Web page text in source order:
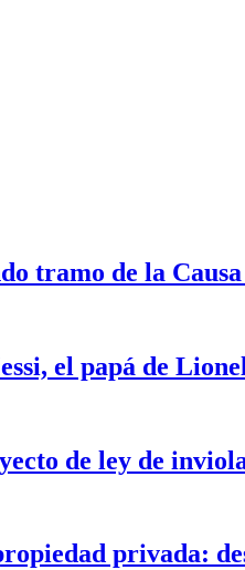
tramo de la
el papá de Lionel
de ley de
privada: